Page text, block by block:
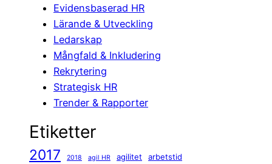
Evidensbaserad HR
Lärande & Utveckling
Ledarskap
Mångfald & Inkludering
Rekrytering
Strategisk HR
Trender & Rapporter
Etiketter
2017 2018 agil HR agilitet arbetstid